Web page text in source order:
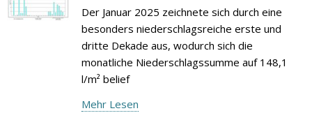
Der Januar 2025 zeichnete sich durch eine
besonders niederschlagsreiche erste und
dritte Dekade aus, wodurch sich die
monatliche Niederschlagssumme auf 148,1
l/m² belief
Mehr Lesen